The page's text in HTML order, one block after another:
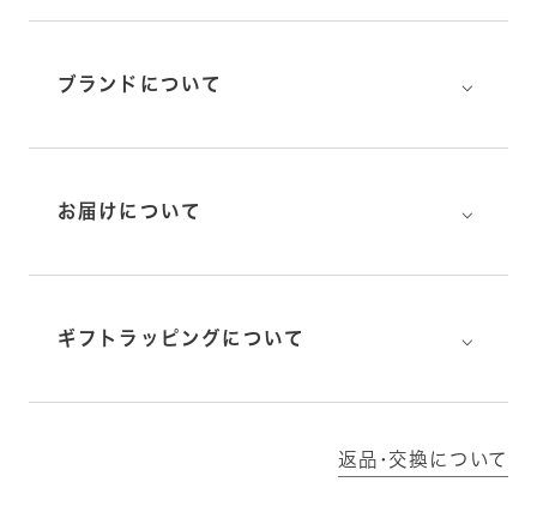
ブランドについて ⌵
お届けについて ⌵
ギフトラッピングについて ⌵
返品･交換について